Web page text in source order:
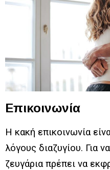
Επικοινωνία
Η κακή επικοινωνία
λόγους διαζυγίου. Για
ζευγάρια πρέπει να